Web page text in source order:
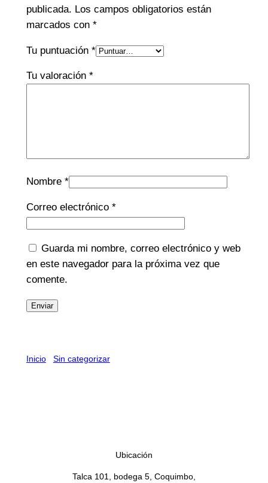
publicada. Los campos obligatorios están
marcados con *
Tu puntuación *
Tu valoración *
Nombre *
Correo electrónico *
Guarda mi nombre, correo electrónico y web
en este navegador para la próxima vez que
comente.
Inicio/ Sin categorizar/ SALAME SPIANATA ROMANA
Ubicación
Talca 101, bodega 5, Coquimbo,